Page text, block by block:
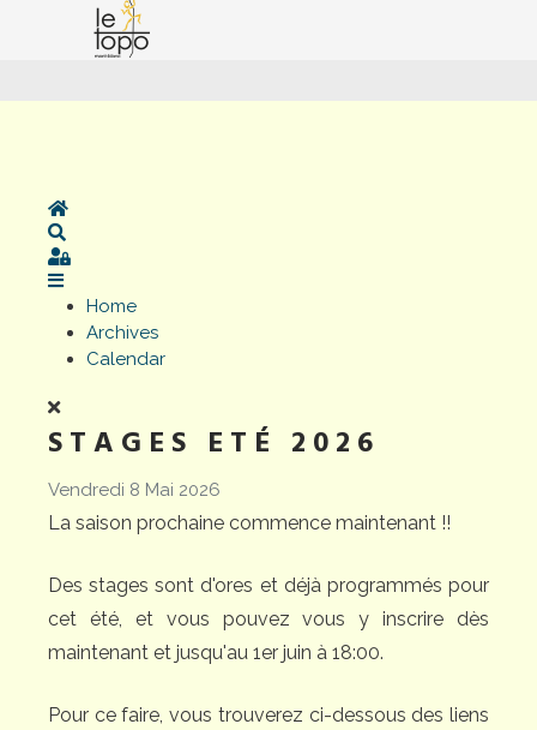
Home
Sign In
Home
Archives
Calendar
STAGES ETÉ 2026
Vendredi 8 Mai 2026
La saison prochaine commence maintenant !!
Des stages sont d'ores et déjà programmés pour
cet été, et vous pouvez vous y inscrire dès
maintenant et jusqu'au 1er juin à 18:00.
Pour ce faire, vous trouverez ci-dessous des liens